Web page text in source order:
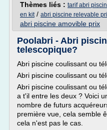
Thèmes liés : tarif abri
en kit/ abri piscine relevable
abri piscine amovible prix
Poolabri - Abri
telescopique?
Abri piscine coulissant ou
Abri piscine coulissant ou
Abri piscine coulissant ou
a t'il entre les deux ? Voici
nombre de futurs
première vue, cela semble
cela n'est pas le cas.